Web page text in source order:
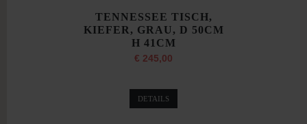
TENNESSEE TISCH,
KIEFER, GRAU, D 50CM
H 41CM
€ 245,00
DETAILS